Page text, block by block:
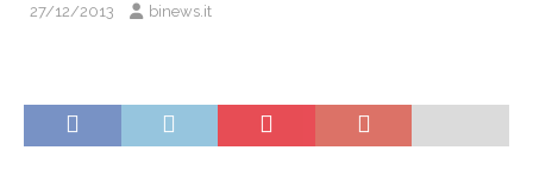
27/12/2013 binews.it